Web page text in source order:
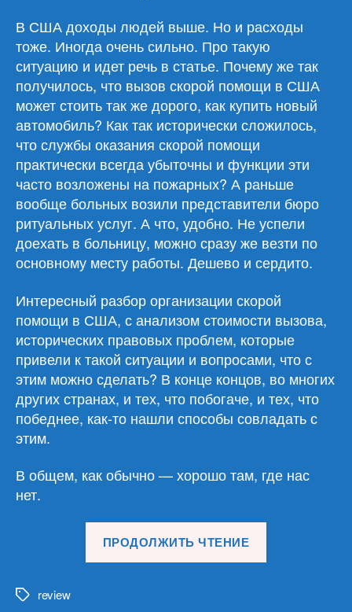
В США доходы людей выше. Но и расходы
тоже. Иногда очень сильно. Про такую
ситуацию и идет речь в статье. Почему же так
получилось, что вызов скорой помощи в США
может стоить так же дорого, как купить новый
автомобиль? Как так исторически сложилось,
что службы оказания скорой помощи
практически всегда убыточны и функции эти
часто возложены на пожарных? А раньше
вообще больных возили представители бюро
ритуальных услуг. А что, удобно. Не успели
доехать в больницу, можно сразу же везти по
основному месту работы. Дешево и сердито.
Интересный разбор организации скорой
помощи в США, с анализом стоимости вызова,
исторических правовых проблем, которые
привели к такой ситуации и вопросами, что с
этим можно сделать? В конце концов, во многих
других странах, и тех, что побогаче, и тех, что
победнее, как-то нашли способы совладать с
этим.
В общем, как обычно — хорошо там, где нас
нет.
ПРОДОЛЖИТЬ ЧТЕНИЕ
Меткиreview